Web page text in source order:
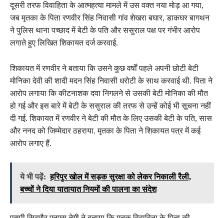
दूसरी तरफ विवाहिता के आत्महत्या मामले में उस वक्त नया मोड़ आ गया,
जब मृतका के पिता रणवीर सिंह निवासी गांव शेखरा बघार, डाकघर बागथन
ने पुलिस थाना पच्छाद में बेटी के पति और ससुराल पक्ष पर गंभीर आरोप
लगाते हुए लिखित शिकायत दर्ज करवाई.
शिकायत में रणवीर ने बताया कि उसने कुछ वर्षों पहले अपनी छोटी बेटी
मोनिका देवी की शादी मदन सिंह निवासी धरोटी के साथ करवाई थी. पिता ने
आरोप लगाया कि कीटनाशक दवा निगलने से उसकी बेटी मोनिका की मौत
हो गई और इस बारे में बेटी के ससुराल की तरफ से उन्हें कोई भी सूचना नहीं
दी गई. शिकायत में रणवीर ने बेटी की मौत के लिए उसकी बेटी के पति, सास
और ननद को जिम्मेदार ठहराया. मृतका के पिता ने शिकायत पत्र में कई
आरोप लगाए हैं.
ये भी पढ़ें: हरिपुर खोल में सड़क सुरक्षा को लेकर निकाली रैली,
बच्चों ने दिया यातायात नियमों की पालना का संदेश